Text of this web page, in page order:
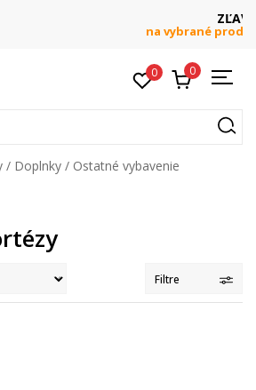
na vybrané produkty pre členov S&B
0 0
Doplnky
Ostatné vybavenie
Filtre